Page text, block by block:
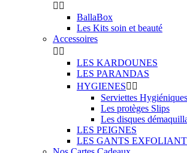
 
BallaBox
Les Kits soin et beauté
Accessoires
 
LES KARDOUNES
LES PARANDAS
HYGIENES 
Serviettes Hygiéniques
Les protèges Slips
Les disques
LES PEIGNES
LES GANTS